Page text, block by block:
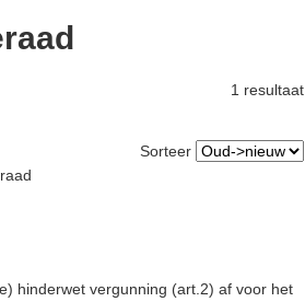
1 resultaat
Sorteer
hinderwet vergunning (art.2) af voor het